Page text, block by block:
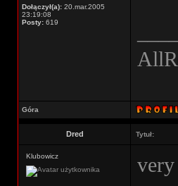
Dołączył(a): 20.mar.2005
23:19:08
Posty: 619
Góra
Dred Tytuł:
Klubowicz very